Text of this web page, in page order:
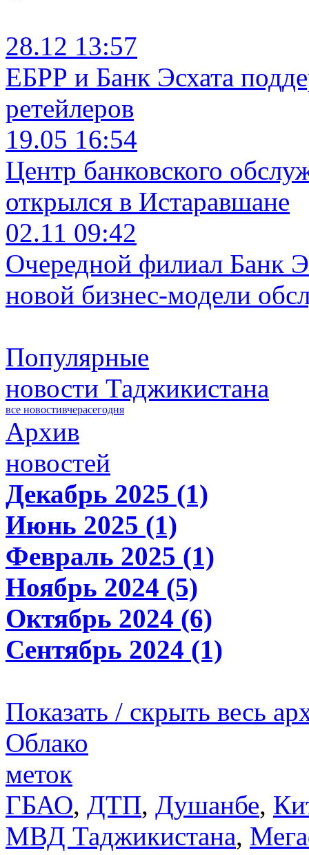
28.12 13:57
ЕБРР и Банк Эсхата
ретейлеров
19.05 16:54
Центр банковского
открылся в Истаравшане
02.11 09:42
Очередной филиал Банк
новой бизнес-модели
Популярные
новости Таджикистана
все новостивчерасегодня
Архив
новостей
Декабрь 2025 (1)
Июнь 2025 (1)
Февраль 2025 (1)
Ноябрь 2024 (5)
Октябрь 2024 (6)
Сентябрь 2024 (1)
Показать / скрыть весь
Облако
меток
ГБАО, ДТП, Душанбе,
МВД Таджикистана,